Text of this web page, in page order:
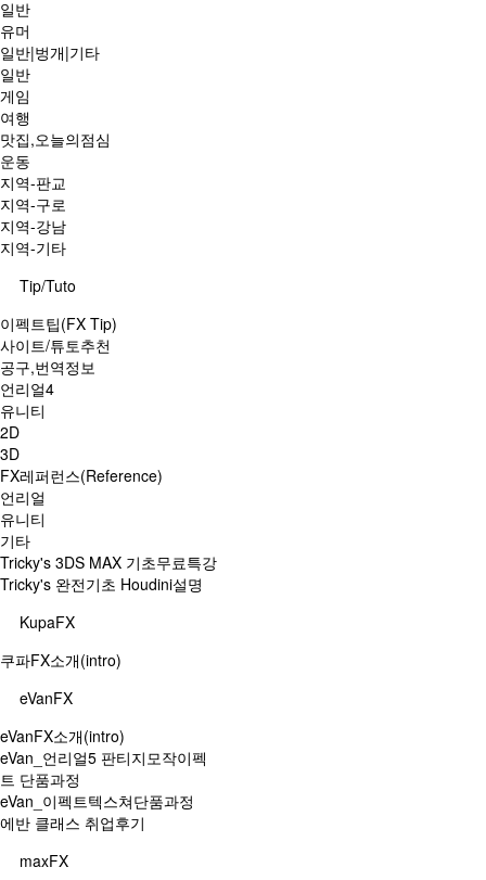
일반
유머
일반|벙개|기타
일반
게임
여행
맛집,오늘의점심
운동
지역-판교
지역-구로
지역-강남
지역-기타
Tip/Tuto
이펙트팁(FX Tip)
사이트/튜토추천
공구,번역정보
언리얼4
유니티
2D
3D
FX레퍼런스(Reference)
언리얼
유니티
기타
Tricky's 3DS MAX 기초무료특강
Tricky's 완전기초 Houdini설명
KupaFX
쿠파FX소개(intro)
eVanFX
eVanFX소개(intro)
eVan_언리얼5 판티지모작이펙
트 단품과정
eVan_이펙트텍스쳐단품과정
에반 클래스 취업후기
maxFX